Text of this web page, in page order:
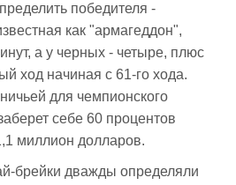
победителя -
как "армагеддон",
а у черных - четыре, плюс
ход начиная с 61-го хода.
для чемпионского
себе 60 процентов
миллион долларов.
брейки дважды определяли